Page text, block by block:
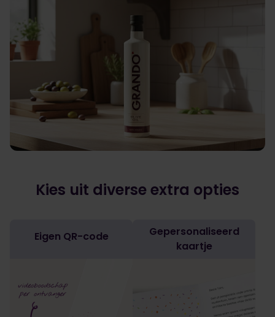
Kies uit diverse extra opties
Eigen QR-code
Gepersonaliseerd
kaartje